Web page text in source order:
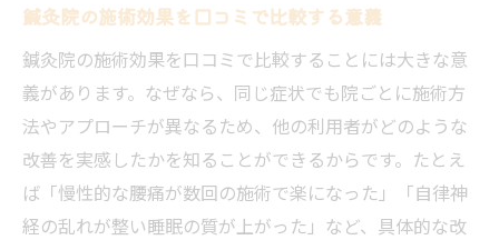
鍼灸院の施術効果を口コミで比較する意義
鍼灸院の施術効果を口コミで比較することには大きな意
義があります。なぜなら、同じ症状でも院ごとに施術方
法やアプローチが異なるため、他の利用者がどのような
改善を実感したかを知ることができるからです。たとえ
ば「慢性的な腰痛が数回の施術で楽になった」「自律神
経の乱れが整い睡眠の質が上がった」など、具体的な改